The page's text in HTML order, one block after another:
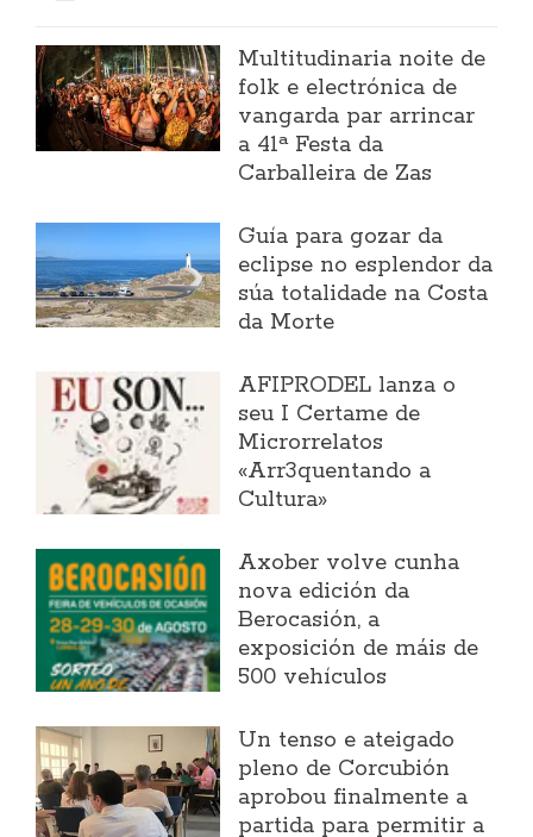
Multitudinaria noite de
folk e electrónica de
vangarda par arrincar
a 41ª Festa da
Carballeira de Zas
Guía para gozar da
eclipse no esplendor da
súa totalidade na Costa
da Morte
AFIPRODEL lanza o
seu I Certame de
Microrrelatos
«Arr3quentando a
Cultura»
Axober volve cunha
nova edición da
Berocasión, a
exposición de máis de
500 vehículos
Un tenso e ateigado
pleno de Corcubión
aprobou finalmente a
partida para permitir a